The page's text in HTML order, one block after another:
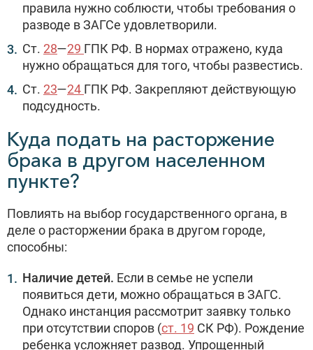
правила нужно соблюсти, чтобы требования о
разводе в ЗАГСе удовлетворили.
Ст. 28—29 ГПК РФ. В нормах отражено, куда
нужно обращаться для того, чтобы развестись.
Ст. 23—24 ГПК РФ. Закрепляют действующую
подсудность.
Куда подать на расторжение
брака в другом населенном
пункте?
Повлиять на выбор государственного органа, в
деле о расторжении брака в другом городе,
способны:
Наличие детей. Если в семье не успели
появиться дети, можно обращаться в ЗАГС.
Однако инстанция рассмотрит заявку только
при отсутствии споров (ст. 19 СК РФ). Рождение
ребенка усложняет развод. Упрощенный